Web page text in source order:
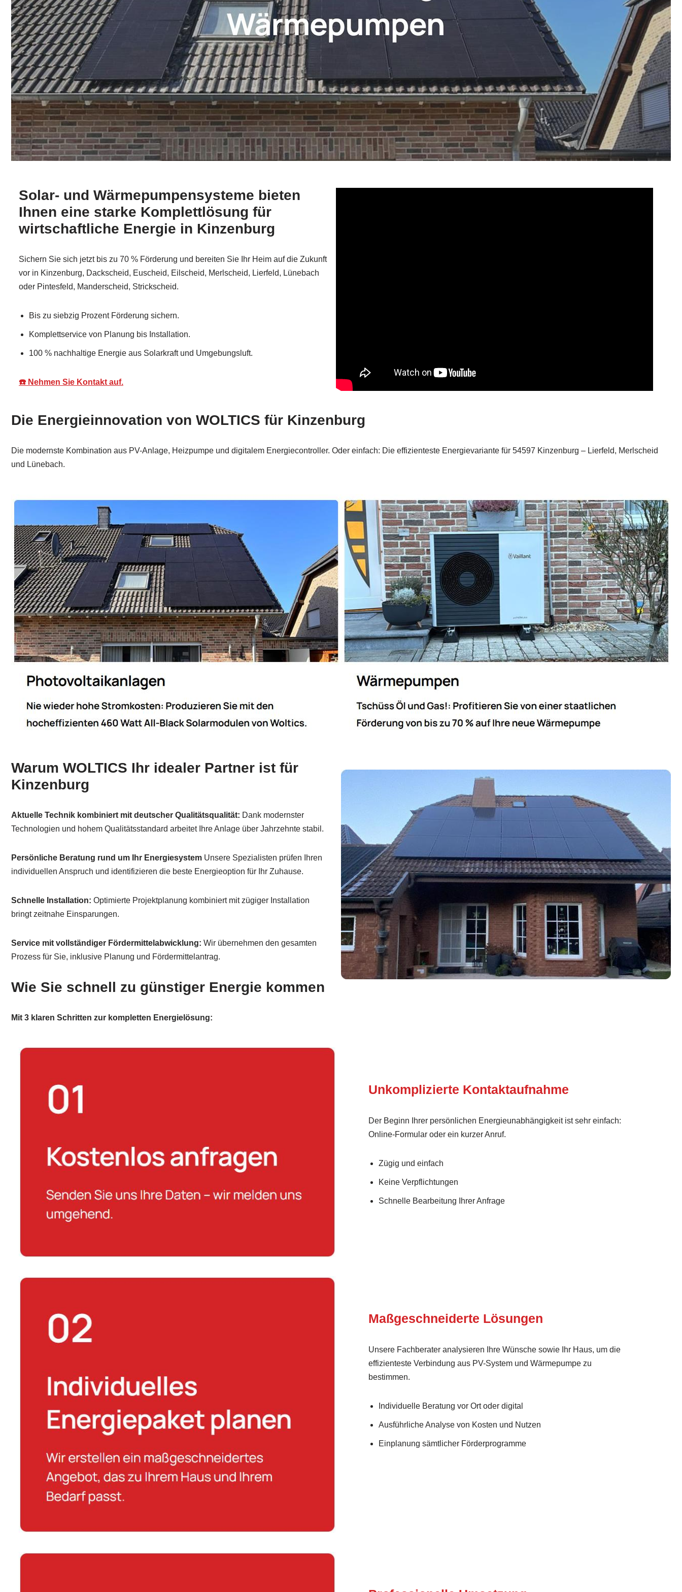
Solar- und Wärmepumpensysteme bieten
Ihnen eine starke Komplettlösung für
wirtschaftliche Energie in Kinzenburg
Sichern Sie sich jetzt bis zu 70 % Förderung und bereiten Sie Ihr Heim auf die Zukunft
vor in Kinzenburg, Dackscheid, Euscheid, Eilscheid, Merlscheid, Lierfeld, Lünebach
oder Pintesfeld, Manderscheid, Strickscheid.
Bis zu siebzig Prozent Förderung sichern.
Komplettservice von Planung bis Installation.
100 % nachhaltige Energie aus Solarkraft und Umgebungsluft.
☎️ Nehmen Sie Kontakt auf.
Die Energieinnovation von WOLTICS für Kinzenburg
Die modernste Kombination aus PV-Anlage, Heizpumpe und digitalem Energiecontroller. Oder einfach: Die effizienteste Energievariante für 54597 Kinzenburg – Lierfeld, Merlscheid
und Lünebach.
Warum WOLTICS Ihr idealer Partner ist für
Kinzenburg
Aktuelle Technik kombiniert mit deutscher Qualitätsqualität: Dank modernster
Technologien und hohem Qualitätsstandard arbeitet Ihre Anlage über Jahrzehnte stabil.
Persönliche Beratung rund um Ihr Energiesystem Unsere Spezialisten prüfen Ihren
individuellen Anspruch und identifizieren die beste Energieoption für Ihr Zuhause.
Schnelle Installation: Optimierte Projektplanung kombiniert mit zügiger Installation
bringt zeitnahe Einsparungen.
Service mit vollständiger Fördermittelabwicklung: Wir übernehmen den gesamten
Prozess für Sie, inklusive Planung und Fördermittelantrag.
Wie Sie schnell zu günstiger Energie kommen
Mit 3 klaren Schritten zur kompletten Energielösung:
Unkomplizierte Kontaktaufnahme
Der Beginn Ihrer persönlichen Energieunabhängigkeit ist sehr einfach:
Online-Formular oder ein kurzer Anruf.
Zügig und einfach
Keine Verpflichtungen
Schnelle Bearbeitung Ihrer Anfrage
Maßgeschneiderte Lösungen
Unsere Fachberater analysieren Ihre Wünsche sowie Ihr Haus, um die
effizienteste Verbindung aus PV-System und Wärmepumpe zu
bestimmen.
Individuelle Beratung vor Ort oder digital
Ausführliche Analyse von Kosten und Nutzen
Einplanung sämtlicher Förderprogramme